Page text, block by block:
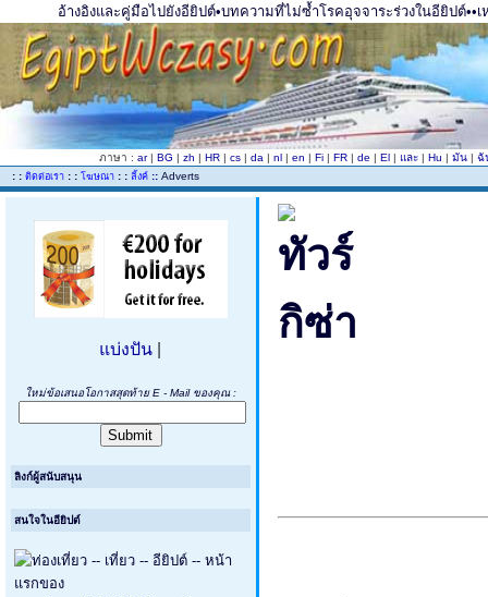
อ้างอิงและคู่มือไปยังอียิปต์•บทความที่ไม่ซ้ำโรคอุจจาระร่วงในอียิปต์
ภาษา :ar |BG |zh |HR |cs |da |nl |en |Fi |FR |de |El | และ |Hu |มัน |
: : ติดต่อเรา : : โฆษณา : : ลิ้งค์ :: Adverts
แบ่งปัน
ใหม่ข้อเสนอโอกาสสุดท้าย E - Mail ของคุณ :
ลิงก์ผู้สนับสนุน
สนใจในอียิปต์